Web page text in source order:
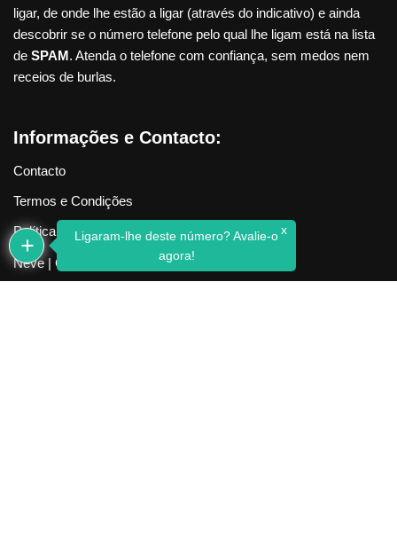
ligar, de onde lhe estão a ligar (através do indicativo) e ainda
descobrir se o número telefone pelo qual lhe ligam está na lista
de SPAM. Atenda o telefone com confiança, sem medos nem
receios de burlas.
Informações e Contacto:
Contacto
Termos e Condições
Política de Privacidade
Neve| Criado com WordPress
Ligaram-lhe deste número? Avalie-o
agora!
x